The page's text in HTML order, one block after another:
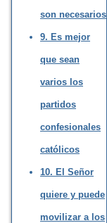
son necesarios
9. Es mejor
que sean
varios los
partidos
confesionales
católicos
10. El Señor
quiere y puede
movilizar a los